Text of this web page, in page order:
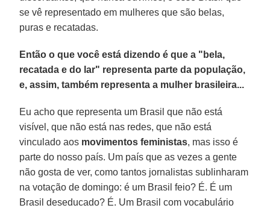
se vê representado em mulheres que são belas,
puras e recatadas.
Então o que você está dizendo é que a "bela,
recatada e do lar" representa parte da população,
e, assim, também representa a mulher brasileira...
Eu acho que representa um Brasil que não está
visível, que não está nas redes, que não está
vinculado aos movimentos feministas, mas isso é
parte do nosso país. Um país que as vezes a gente
não gosta de ver, como tantos jornalistas sublinharam
na votação de domingo: é um Brasil feio? É. É um
Brasil deseducado? É. Um Brasil com vocabulário